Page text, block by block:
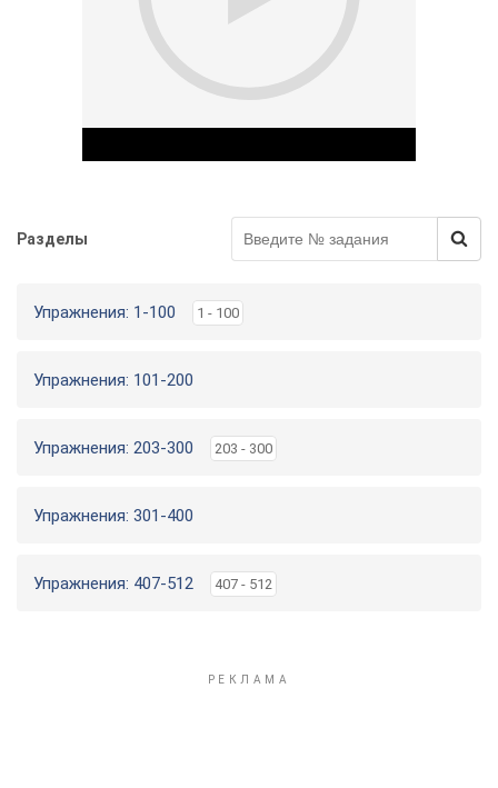
у
Разделы
Упражнения: 1-100 1 - 100
Упражнения: 101-200
Упражнения: 203-300 203 - 300
Упражнения: 301-400
Упражнения: 407-512 407 - 512